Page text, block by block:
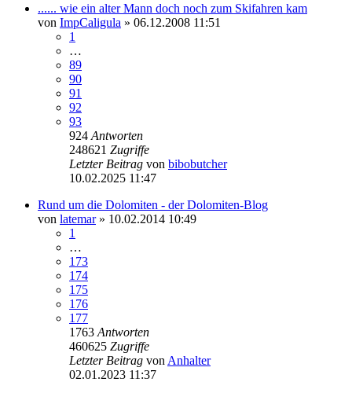
...... wie ein alter Mann doch noch zum Skifahren kam
von ImpCaligula » 06.12.2008 11:51
1
…
89
90
91
92
93
924 Antworten
248621 Zugriffe
Letzter Beitrag von bibobutcher
10.02.2025 11:47
Rund um die Dolomiten - der Dolomiten-Blog
von latemar» 10.02.2014 10:49
1
…
173
174
175
176
177
1763 Antworten
460625 Zugriffe
Letzter Beitrag von Anhalter
02.01.2023 11:37